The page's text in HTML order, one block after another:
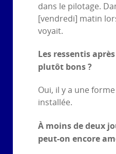
dans le pilotage.
[vendredi] matin
voyait.
Les ressentis
plutôt bons ?
Oui, il y a une
installée.
À moins de deux
peut-on encore